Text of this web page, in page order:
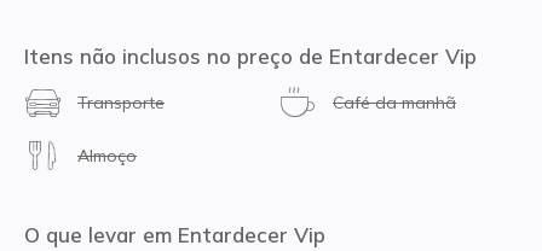
Itens não inclusos no preço de Entardecer Vip
Transporte Café da manhã
Almoço
O que levar em Entardecer Vip